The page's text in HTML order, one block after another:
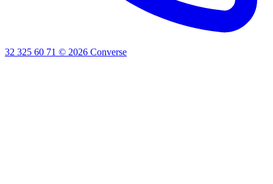
32 325 60 71 © 2026 Converse